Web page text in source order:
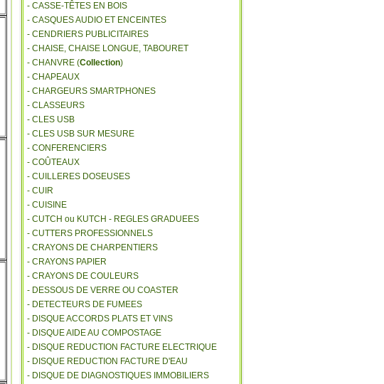
- CASSE-TÊTES EN BOIS
- CASQUES AUDIO ET ENCEINTES
- CENDRIERS PUBLICITAIRES
- CHAISE, CHAISE LONGUE, TABOURET
- CHANVRE (Collection)
- CHAPEAUX
- CHARGEURS SMARTPHONES
- CLASSEURS
- CLES USB
- CLES USB SUR MESURE
- CONFERENCIERS
- COÛTEAUX
- CUILLERES DOSEUSES
- CUIR
- CUISINE
- CUTCH ou KUTCH - REGLES GRADUEES
- CUTTERS PROFESSIONNELS
- CRAYONS DE CHARPENTIERS
- CRAYONS PAPIER
- CRAYONS DE COULEURS
- DESSOUS DE VERRE OU COASTER
- DETECTEURS DE FUMEES
- DISQUE ACCORDS PLATS ET VINS
- DISQUE AIDE AU COMPOSTAGE
- DISQUE REDUCTION FACTURE ELECTRIQUE
- DISQUE REDUCTION FACTURE D'EAU
- DISQUE DE DIAGNOSTIQUES IMMOBILIERS